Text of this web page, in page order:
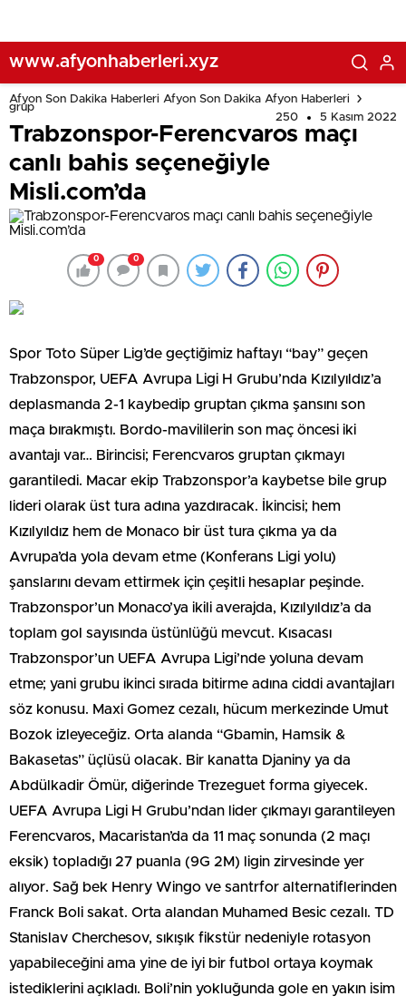
www.afyonhaberleri.xyz
Afyon Son Dakika Haberleri Afyon Son Dakika Afyon Haberleri
grup
250
5 Kasım 2022
Trabzonspor-Ferencvaros maçı
canlı bahis seçeneğiyle
Misli.com’da
0 0
Spor Toto Süper Lig’de geçtiğimiz haftayı “bay” geçen
Trabzonspor, UEFA Avrupa Ligi H Grubu’nda Kızılyıldız’a
deplasmanda 2-1 kaybedip gruptan çıkma şansını son
maça bırakmıştı. Bordo-mavililerin son maç öncesi iki
avantajı var… Birincisi; Ferencvaros gruptan çıkmayı
garantiledi. Macar ekip Trabzonspor’a kaybetse bile grup
lideri olarak üst tura adına yazdıracak. İkincisi; hem
Kızılyıldız hem de Monaco bir üst tura çıkma ya da
Avrupa’da yola devam etme (Konferans Ligi yolu)
şanslarını devam ettirmek için çeşitli hesaplar peşinde.
Trabzonspor’un Monaco’ya ikili averajda, Kızılyıldız’a da
toplam gol sayısında üstünlüğü mevcut. Kısacası
Trabzonspor’un UEFA Avrupa Ligi’nde yoluna devam
etme; yani grubu ikinci sırada bitirme adına ciddi avantajları
söz konusu. Maxi Gomez cezalı, hücum merkezinde Umut
Bozok izleyeceğiz. Orta alanda “Gbamin, Hamsik &
Bakasetas” üçlüsü olacak. Bir kanatta Djaniny ya da
Abdülkadir Ömür, diğerinde Trezeguet forma giyecek.
UEFA Avrupa Ligi H Grubu’ndan lider çıkmayı garantileyen
Ferencvaros, Macaristan’da da 11 maç sonunda (2 maçı
eksik) topladığı 27 puanla (9G 2M) ligin zirvesinde yer
alıyor. Sağ bek Henry Wingo ve santrfor alternatiflerinden
Franck Boli sakat. Orta alandan Muhamed Besic cezalı. TD
Stanislav Cherchesov, sıkışık fikstür nedeniyle rotasyon
yapabileceğini ama yine de iyi bir futbol ortaya koymak
istediklerini açıkladı. Boli’nin yokluğunda gole en yakın isim